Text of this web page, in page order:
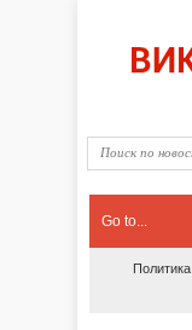
Go to...
Политика